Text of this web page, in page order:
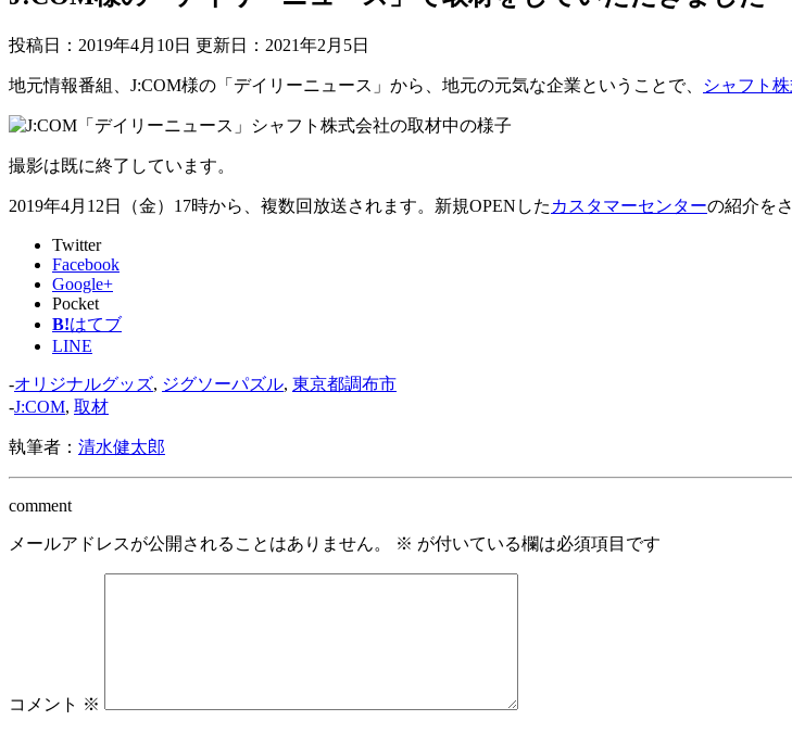
投稿日：2019年4月10日 更新日： 2021年2月5日
地元情報番組、J:COM様の「デイリーニュース」から、地元の元気な企業ということで、 シャフト
撮影は既に終了しています。
2019年4月12日（金）17時から、複数回放送されます。新規OPENした カスタマーセンターの紹介を
Twitter
Facebook
Google+
Pocket
B!はてブ
LINE
-オリジナルグッズ, ジグソーパズル, 東京都調布市
-J:COM, 取材
執筆者： 清水健太郎
comment
メールアドレスが公開されることはありません。 ※ が付いている欄は必須項目です
コメント ※